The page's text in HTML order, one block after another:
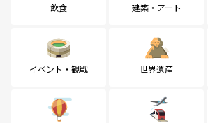
飲食 建築・アート
イベント・観戦 世界遺産